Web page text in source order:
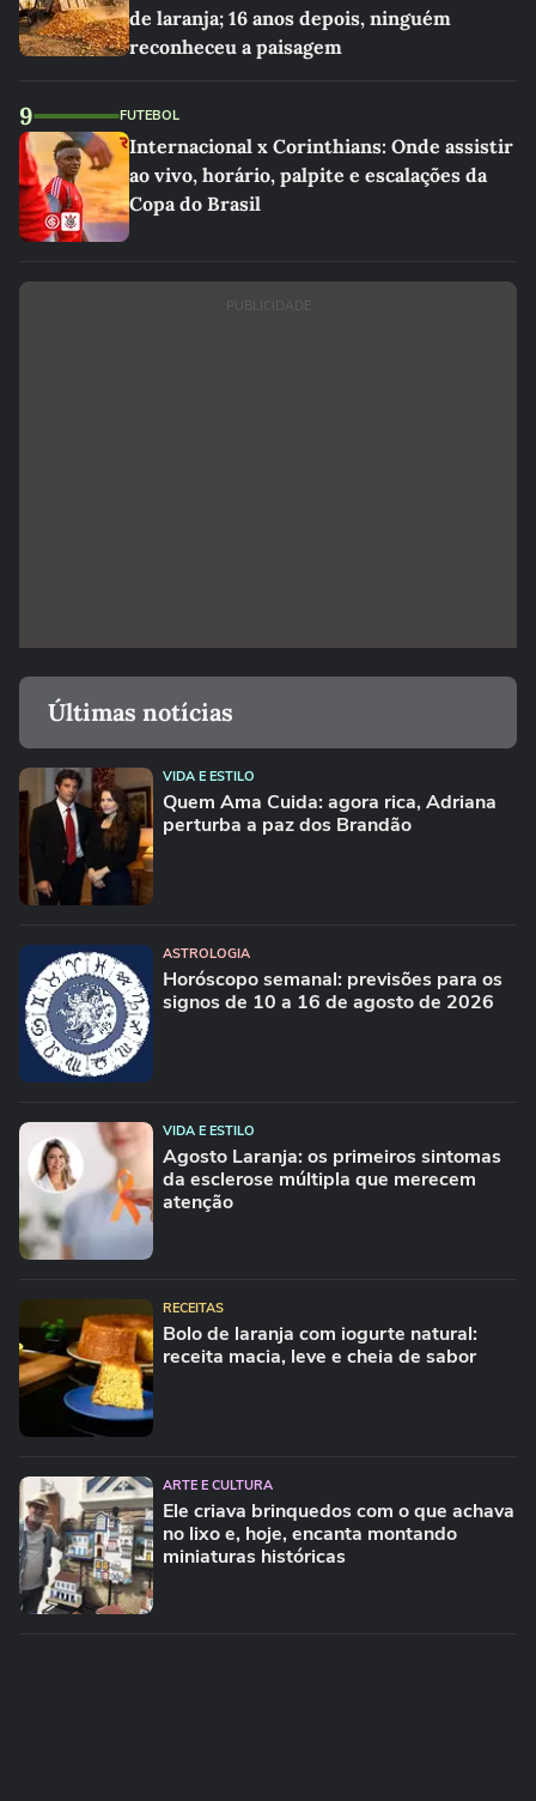
de laranja; 16 anos depois, ninguém
reconheceu a paisagem
9 FUTEBOL
Internacional x Corinthians: Onde assistir
ao vivo, horário, palpite e escalações da
Copa do Brasil
PUBLICIDADE
Últimas notícias
VIDA E ESTILO
Quem Ama Cuida: agora rica, Adriana
perturba a paz dos Brandão
ASTROLOGIA
Horóscopo semanal: previsões para os
signos de 10 a 16 de agosto de 2026
VIDA E ESTILO
Agosto Laranja: os primeiros sintomas
da esclerose múltipla que merecem
atenção
RECEITAS
Bolo de laranja com iogurte natural:
receita macia, leve e cheia de sabor
ARTE E CULTURA
Ele criava brinquedos com o que achava
no lixo e, hoje, encanta montando
miniaturas históricas